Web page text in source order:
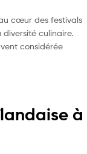
cœur des festivals
culinaire.
considérée
à